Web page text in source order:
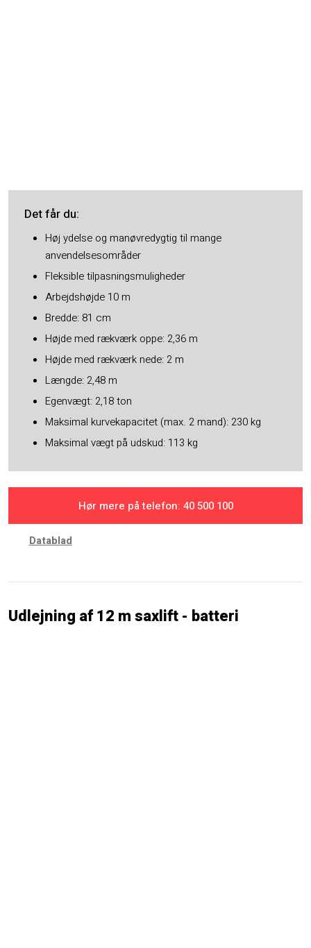
Det får du​:
Høj ydelse og manøvredygtig til mange
anvendelsesområder
Fleksible tilpasningsmuligheder
Arbejdshøjde 10 m
Bredde: 81 cm
Højde med rækværk oppe: 2,36 m
Højde med rækværk nede: 2 m
Længde: 2,48 m
Egenvægt: 2,18 ton
Maksimal kurvekapacitet (max. 2 mand): 230 kg
Maksimal vægt på udskud: 113 kg
Hør mere på telefon: ​40 500 100
Datablad
Udlejning af 12 m saxlift - batteri